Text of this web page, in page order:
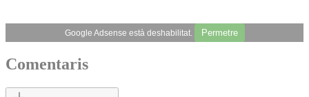
Google Adsense està deshabilitat. Permetre
Comentaris